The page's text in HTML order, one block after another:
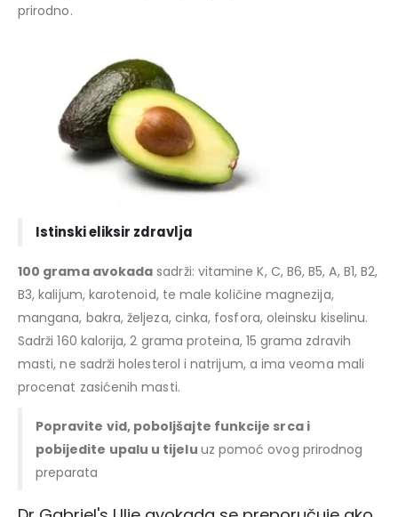
prirodno.
Istinski eliksir zdravlja
100 grama avokada sadrži: vitamine K, C, B6, B5, A, B1, B2,
B3, kalijum, karotenoid, te male količine magnezija,
mangana, bakra, željeza, cinka, fosfora, oleinsku kiselinu.
Sadrži 160 kalorija, 2 grama proteina, 15 grama zdravih
masti, ne sadrži holesterol i natrijum, a ima veoma mali
procenat zasićenih masti.
Popravite vid, poboljšajte funkcije srca i
pobijedite upalu u tijelu uz pomoć ovog prirodnog
preparata